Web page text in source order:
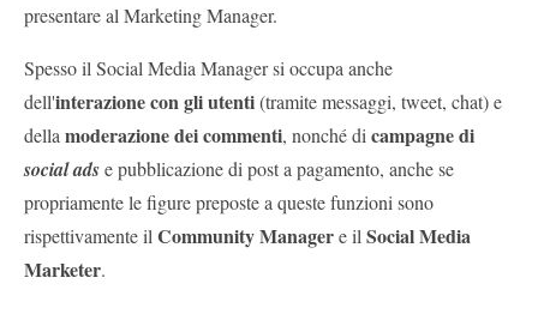
presentare al Marketing Manager.
Spesso il Social Media Manager si occupa anche
dell'interazione con gli utenti(tramite messaggi, tweet, chat) e
della moderazione dei commenti, nonché di campagne di
social adse pubblicazione di post a pagamento, anche se
propriamente le figure preposte a queste funzioni sono
rispettivamente il Community Managere il Social Media
Marketer.